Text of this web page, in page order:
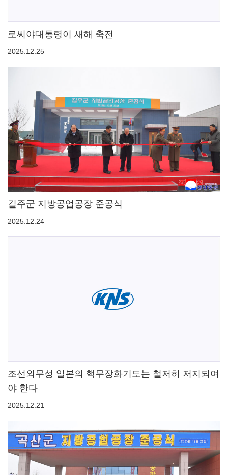
로씨야대통령이 새해 축전
2025.12.25
길주군 지방공업공장 준공식
2025.12.24
조선외무성 일본의 핵무장화기도는 철저히 저지되여
야 한다
2025.12.21